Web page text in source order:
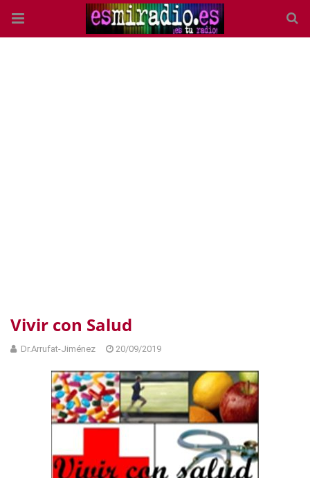
Vivir con Salud
Dr.Arrufat-Jiménez 20/09/2019